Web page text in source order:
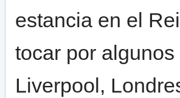
estancia en el
tocar por
Liverpool,